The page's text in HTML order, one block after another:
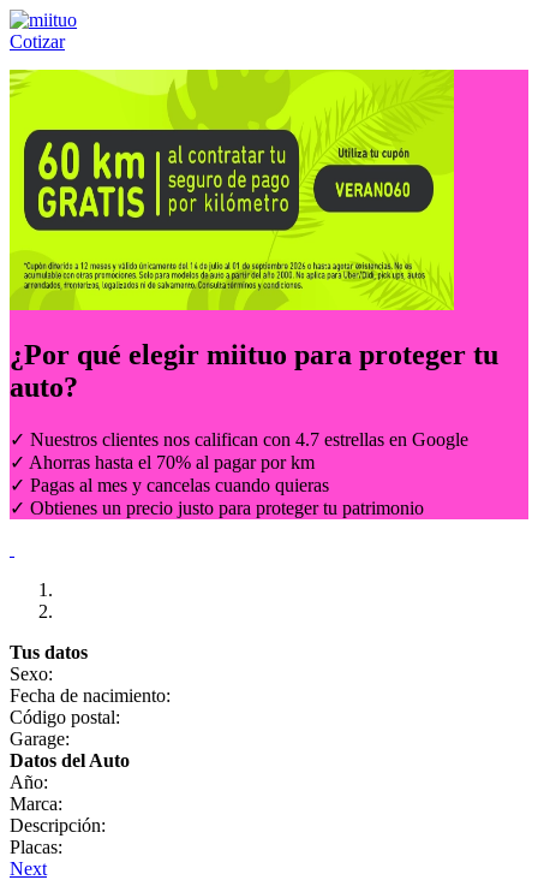
Cotizar
Llámanos al:(55) 84-21-05-00 ó
¿Por qué elegir miituo para proteger tu
auto?
✓ Nuestros clientes nos califican con 4.7 estrellas en Google
✓ Ahorras hasta el 70% al pagar por km
✓ Pagas al mes y cancelas cuando quieras
✓ Obtienes un precio justo para proteger tu patrimonio
Tus datos
Sexo:
Fecha de nacimiento:
Código postal:
Garage:
Datos del Auto
Año:
Marca:
Descripción:
Placas:
Next